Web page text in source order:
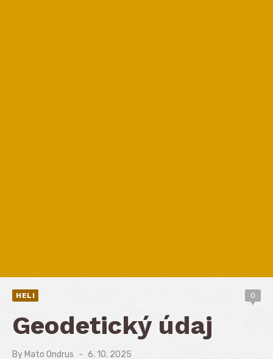
HELI 0
Geodetický údaj
By Mato Ondrus
Posted
6. 10. 2025